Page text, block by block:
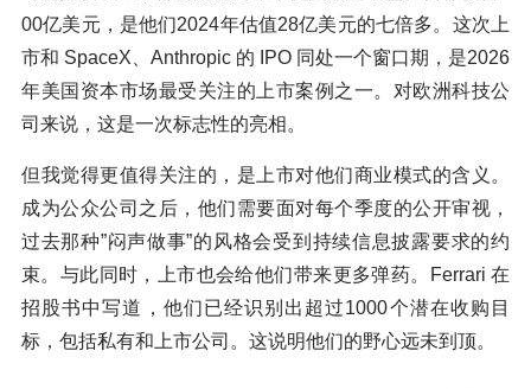
00亿美元，是他们2024年估值28亿美元的七倍多。这次上
市和 SpaceX、Anthropic 的 IPO 同处一个窗口期，是2026
年美国资本市场最受关注的上市案例之一。对欧洲科技公
司来说，这是一次标志性的亮相。
但我觉得更值得关注的，是上市对他们商业模式的含义。
成为公众公司之后，他们需要面对每个季度的公开审视，
过去那种”闷声做事”的风格会受到持续信息披露要求的约
束。与此同时，上市也会给他们带来更多弹药。Ferrari 在
招股书中写道，他们已经识别出超过1000个潜在收购目
标，包括私有和上市公司。这说明他们的野心远未到顶。